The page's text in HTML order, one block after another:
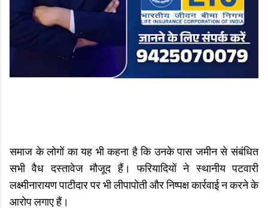
समाज के लोगों का यह भी कहना है कि उनके पास जमीन से संबंधित
सभी वैध दस्तावेज मौजूद हैं। फरियादियों ने स्थानीय पटवारी
लक्ष्मीनारायण पाटीदार पर भी लीपापोती और निष्पक्ष कार्रवाई न करने के
आरोप लगाए हैं।